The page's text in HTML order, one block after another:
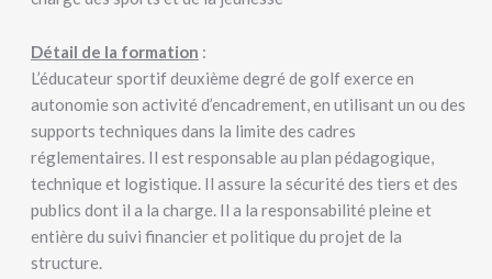
Détail de la formation :
L’éducateur sportif deuxième degré de golf exerce en
autonomie son activité d’encadrement, en utilisant un ou des
supports techniques dans la limite des cadres
réglementaires. Il est responsable au plan pédagogique,
technique et logistique. Il assure la sécurité des tiers et des
publics dont il a la charge. Il a la responsabilité pleine et
entière du suivi financier et politique du projet de la
structure.